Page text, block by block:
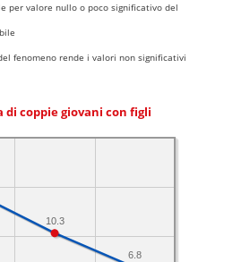
per valore nullo o poco significativo del
fenomeno rende i valori non significativi
di coppie giovani con figli
6.8
10.3